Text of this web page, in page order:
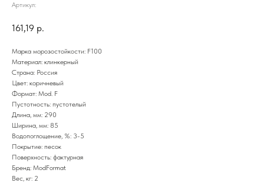
Артикул:
161,19 р.
Марка морозостойкости: F100
Материал: клинкерный
Страна: Россия
Цвет: коричневый
Формат: Mod. F
Пустотность: пустотелый
Длина, мм: 290
Ширина, мм: 85
Водопоглощение, %: 3-5
Покрытие: песок
Поверхность: фактурная
Бренд: ModFormat
Вес, кг: 2